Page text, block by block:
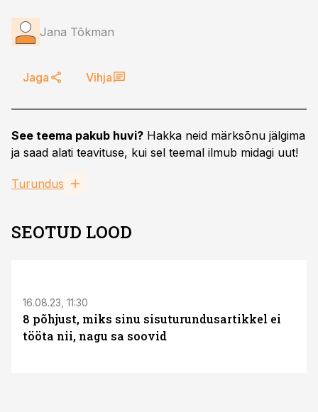
Jana Tõkman
Jaga Vihja
See teema pakub huvi? Hakka neid märksõnu jälgima
ja saad alati teavituse, kui sel teemal ilmub midagi uut!
Turundus
SEOTUD LOOD
16.08.23, 11:30
8 põhjust, miks sinu sisuturundusartikkel ei
tööta nii, nagu sa soovid